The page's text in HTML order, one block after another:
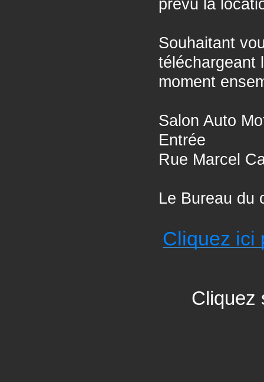
prévu la
Souhaitant
téléchargeant
moment
Salon Auto
Entrée
Rue Marcel
Le Bureau du
Cliquez ici
Cliquez